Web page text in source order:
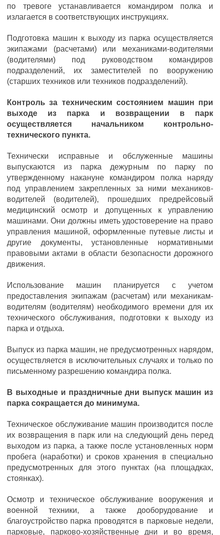
по тревоге устанавливается командиром полка и
излагается в соответствующих инструкциях.
Подготовка машин к выходу из парка осуществляется
экипажами (расчетами) или механиками-водителями
(водителями) под руководством командиров
подразделений, их заместителей по вооружению
(старших техников или техников подразделений).
Контроль за техническим состоянием машин при
выходе из парка и возвращении в парк
осуществляется начальником контрольно-
технического пункта.
Технически исправные и обслуженные машины
выпускаются из парка дежурным по парку по
утвержденному накануне командиром полка наряду
под управлением закрепленных за ними механиков-
водителей (водителей), прошедших предрейсовый
медицинский осмотр и допущенных к управлению
машинами. Они должны иметь удостоверение на право
управления машиной, оформленные путевые листы и
другие документы, установленные нормативными
правовыми актами в области безопасности дорожного
движения.
Использование машин планируется с учетом
предоставления экипажам (расчетам) или механикам-
водителям (водителям) необходимого времени для их
технического обслуживания, подготовки к выходу из
парка и отдыха.
Выпуск из парка машин, не предусмотренных нарядом,
осуществляется в исключительных случаях и только по
письменному разрешению командира полка.
В выходные и праздничные дни выпуск машин из
парка сокращается до минимума.
Техническое обслуживание машин производится после
их возвращения в парк или на следующий день перед
выходом из парка, а также после установленных норм
пробега (наработки) и сроков хранения в специально
предусмотренных для этого пунктах (на площадках,
стоянках).
Осмотр и техническое обслуживание вооружения и
военной техники, а также дооборудование и
благоустройство парка проводятся в парковые недели,
парковые, парково-хозяйственные дни и во время,